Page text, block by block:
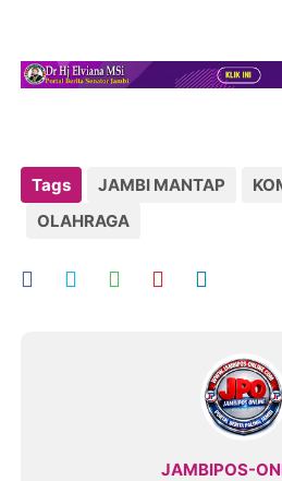
Tags JAMBI MANTAP
OLAHRAGA
JAMBIPOS-